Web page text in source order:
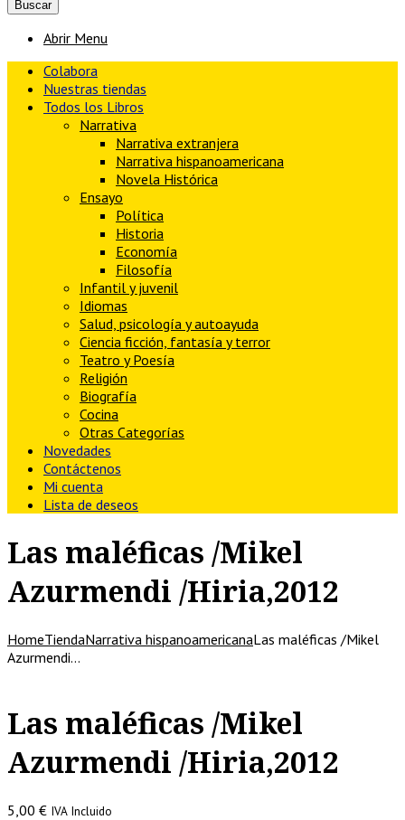
Abrir Menu
Colabora
Nuestras tiendas
Todos los Libros
Narrativa
Narrativa extranjera
Narrativa hispanoamericana
Novela Histórica
Ensayo
Política
Historia
Economía
Filosofía
Infantil y juvenil
Idiomas
Salud, psicología y autoayuda
Ciencia ficción, fantasía y terror
Teatro y Poesía
Religión
Biografía
Cocina
Otras Categorías
Novedades
Contáctenos
Mi cuenta
Lista de deseos
Las maléficas /Mikel
Azurmendi /Hiria,2012
HomeTiendaNarrativa hispanoamericanaLas maléficas /Mikel
Azurmendi…
Las maléficas /Mikel
Azurmendi /Hiria,2012
5,00 € IVA Incluido